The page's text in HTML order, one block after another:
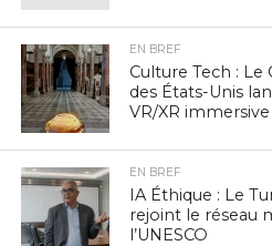
EN BREF
Culture Tech : Le
des États-Unis
VR/XR
EN BREF
IA Éthique : Le
rejoint le réseau
l’UNESCO